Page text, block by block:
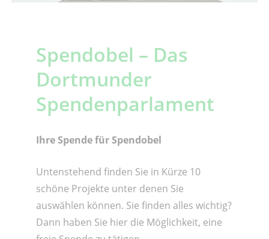
Spendobel – Das
Dortmunder
Spendenparlament
Ihre Spende für Spendobel
Untenstehend finden Sie in Kürze 10
schöne Projekte unter denen Sie
auswählen können. Sie finden alles wichtig?
Dann haben Sie hier die Möglichkeit, eine